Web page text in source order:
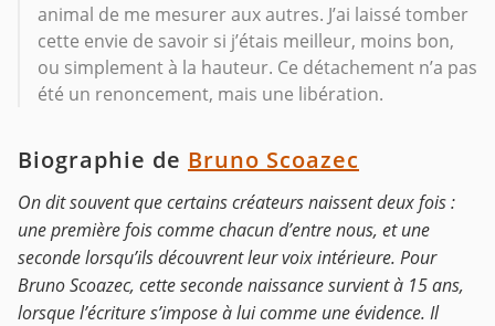
animal de me mesurer aux autres. J’ai laissé tomber
cette envie de savoir si j’étais meilleur, moins bon,
ou simplement à la hauteur. Ce détachement n’a pas
été un renoncement, mais une libération.
Biographie de Bruno Scoazec
On dit souvent que certains créateurs naissent deux fois :
une première fois comme chacun d’entre nous, et une
seconde lorsqu’ils découvrent leur voix intérieure. Pour
Bruno Scoazec, cette seconde naissance survient à 15 ans,
lorsque l’écriture s’impose à lui comme une évidence. Il